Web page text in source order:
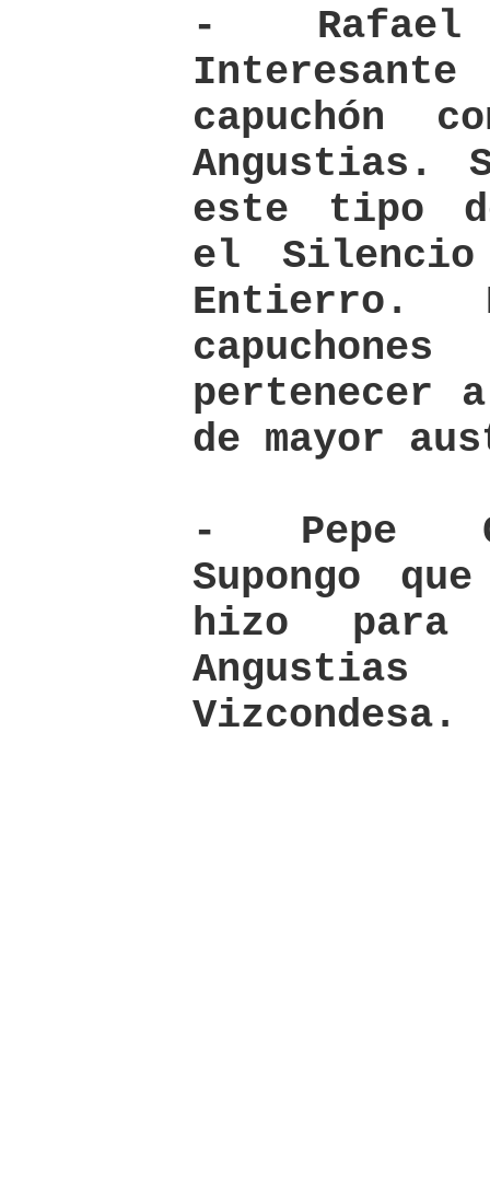
- Rafael
capuchón
Angustias.
este tipo
el
Entierro.
pertenecer
de mayor
- Pepe
Supongo
hizo para
Vizcondesa.